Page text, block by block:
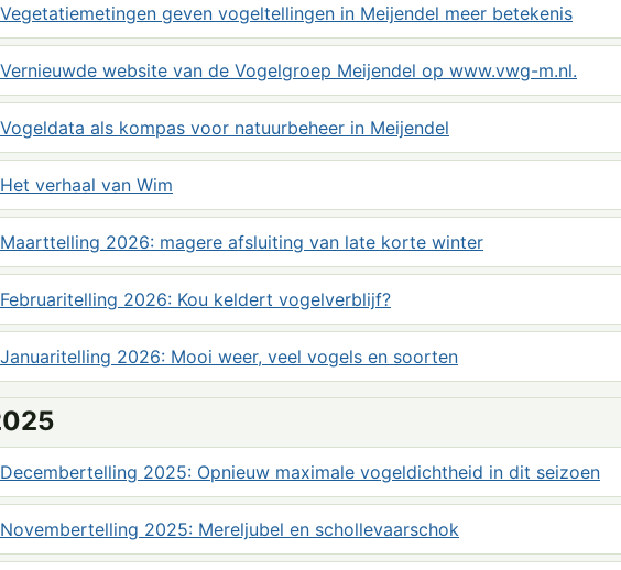
Vegetatiemetingen geven vogeltellingen in Meijendel meer betekenis
Vernieuwde website van de Vogelgroep Meijendel op www.vwg-m.nl.
Vogeldata als kompas voor natuurbeheer in Meijendel
Het verhaal van Wim
Maarttelling 2026: magere afsluiting van late korte winter
Februaritelling 2026: Kou keldert vogelverblijf?
Januaritelling 2026: Mooi weer, veel vogels en soorten
Decembertelling 2025: Opnieuw maximale vogeldichtheid in dit seizoen
Novembertelling 2025: Mereljubel en schollevaarschok